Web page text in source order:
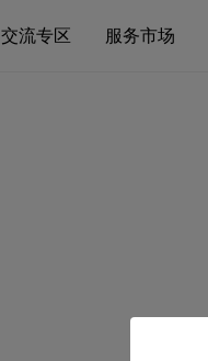
交流专区 服务市场